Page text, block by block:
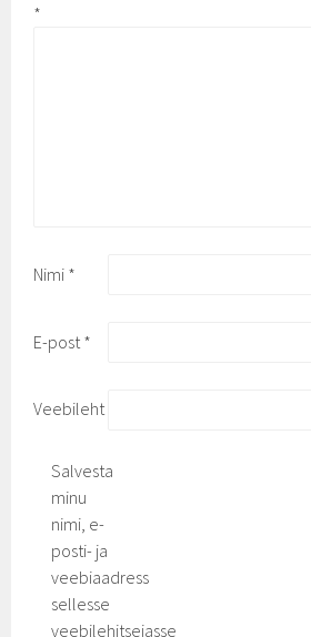
*
Nimi *
E-post *
Veebileht
Salvesta
minu
nimi, e-
posti- ja
veebiaadress
sellesse
veebilehitsejasse